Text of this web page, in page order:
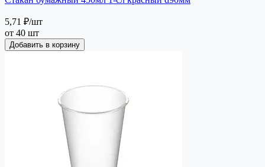
5,71 ₽/шт
от 40 шт
Добавить в корзину